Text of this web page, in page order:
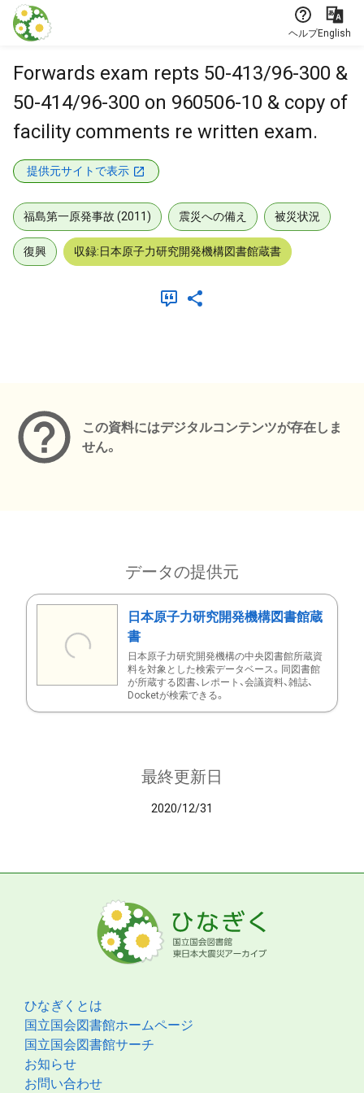
本文に飛ぶ
ヘルプEnglish
Forwards exam repts 50-413/96-300 &
50-414/96-300 on 960506-10 & copy of
facility comments re written exam.
提供元サイトで表示
福島第一原発事故 (2011) 震災への備え 被災状況
復興 収録:日本原子力研究開発機構図書館蔵書
この資料にはデジタルコンテンツが存在しま
せん。
データの提供元
日本原子力研究開発機構図書館蔵
書
日本原子力研究開発機構の中央図書館所蔵資
料を対象とした検索データベース。同図書館
が所蔵する図書、レポート、会議資料、雑誌、
Docketが検索できる。
最終更新日
2020/12/31
ひなぎくとは
国立国会図書館ホームページ
国立国会図書館サーチ
お知らせ
お問い合わせ